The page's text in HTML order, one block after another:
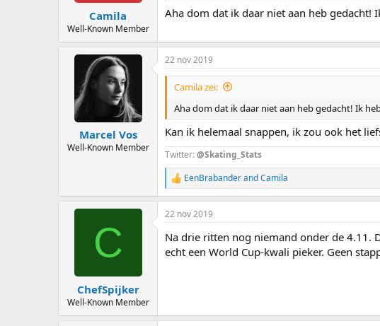
Camila
Well-Known Member
Aha dom dat ik daar niet aan heb gedacht!
Marcel Vos
Well-Known Member
22 nov 2019
Camila zei:
Aha dom dat ik daar niet aan heb gedacht! Ik
Kan ik helemaal snappen, ik zou ook het
Twitter:@Skating_Stats
R
e
a
c
i
o
EenBrabanderandCamila
C
ChefSpijker
Well-Known Member
22 nov 2019
Na drie ritten nog niemand onder de 4.11.
echt een World Cup-kwali pieker. Geen